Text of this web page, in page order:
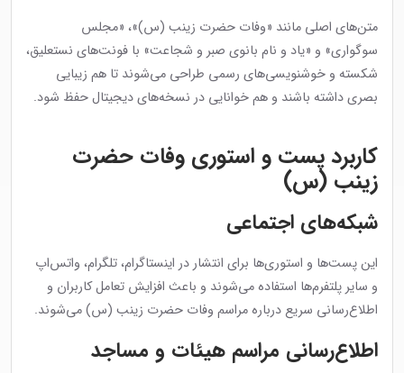
متن‌های اصلی مانند «وفات حضرت زینب (س)»، «مجلس
سوگواری» و «یاد و نام بانوی صبر و شجاعت» با فونت‌های نستعلیق،
شکسته و خوشنویسی‌های رسمی طراحی می‌شوند تا هم زیبایی
بصری داشته باشند و هم خوانایی در نسخه‌های دیجیتال حفظ شود.
کاربرد پست و استوری وفات حضرت
زینب (س)
شبکه‌های اجتماعی
این پست‌ها و استوری‌ها برای انتشار در اینستاگرام، تلگرام، واتس‌اپ
و سایر پلتفرم‌ها استفاده می‌شوند و باعث افزایش تعامل کاربران و
اطلاع‌رسانی سریع درباره مراسم وفات حضرت زینب (س) می‌شوند.
اطلاع‌رسانی مراسم هیئات و مساجد